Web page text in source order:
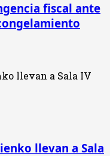
fiscal ante
llevan a Sala